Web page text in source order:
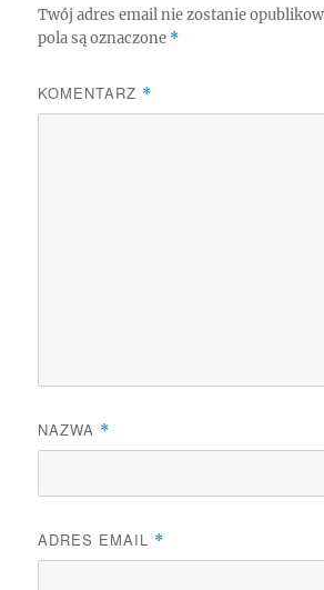
Twój adres email nie zostanie
pola są oznaczone *
KOMENTARZ *
NAZWA *
ADRES EMAIL *